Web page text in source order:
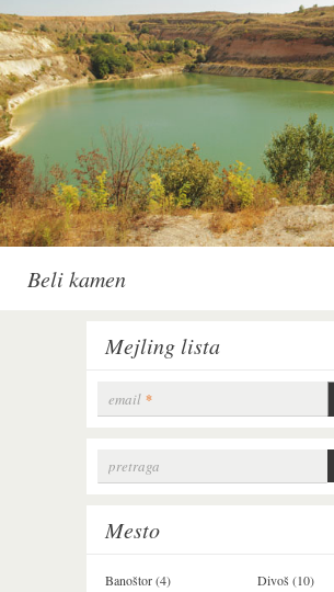
Beli kamen
Mejling lista
email *
Search form
pretraga
Mesto
Banoštor (4)
Divoš (10)